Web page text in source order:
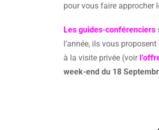
pour vous faire approcher
Les guides-conférenciers
l’année, ils vous
à la visite privée (voir
week-end du 18